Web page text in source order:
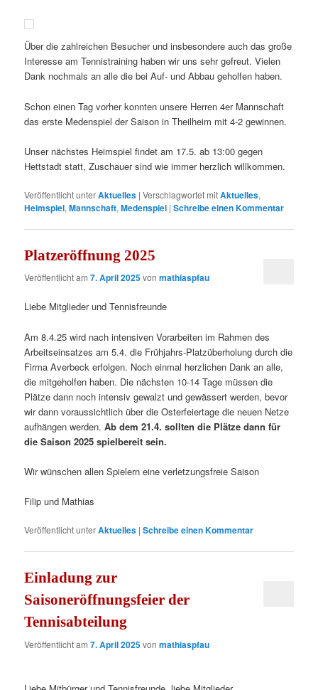
Über die zahlreichen Besucher und insbesondere auch das große
Interesse am Tennistraining haben wir uns sehr gefreut. Vielen
Dank nochmals an alle die bei Auf- und Abbau geholfen haben.
Schon einen Tag vorher konnten unsere Herren 4er Mannschaft
das erste Medenspiel der Saison in Theilheim mit 4-2 gewinnen.
Unser nächstes Heimspiel findet am 17.5. ab 13:00 gegen
Hettstadt statt, Zuschauer sind wie immer herzlich willkommen.
Veröffentlicht unterAktuelles |Verschlagwortet mitAktuelles,
Heimspiel,Mannschaft,Medenspiel |Schreibe einen Kommentar
Platzeröffnung 2025
Veröffentlicht am7. April 2025vonmathiaspfau
Liebe Mitglieder und Tennisfreunde
Am 8.4.25 wird nach intensiven Vorarbeiten im Rahmen des
Arbeitseinsatzes am 5.4. die Frühjahrs-Platzüberholung durch die
Firma Averbeck erfolgen. Noch einmal herzlichen Dank an alle,
die mitgeholfen haben. Die nächsten 10-14 Tage müssen die
Plätze dann noch intensiv gewalzt und gewässert werden, bevor
wir dann voraussichtlich über die Osterfeiertage die neuen Netze
aufhängen werden.Ab dem 21.4. sollten die Plätze dann für
die Saison 2025 spielbereit sein.
Wir wünschen allen Spielern eine verletzungsfreie Saison
Filip und Mathias
Veröffentlicht unterAktuelles |Schreibe einen Kommentar
Einladung zur
Saisoneröffnungsfeier der
Tennisabteilung
Veröffentlicht am7. April 2025vonmathiaspfau